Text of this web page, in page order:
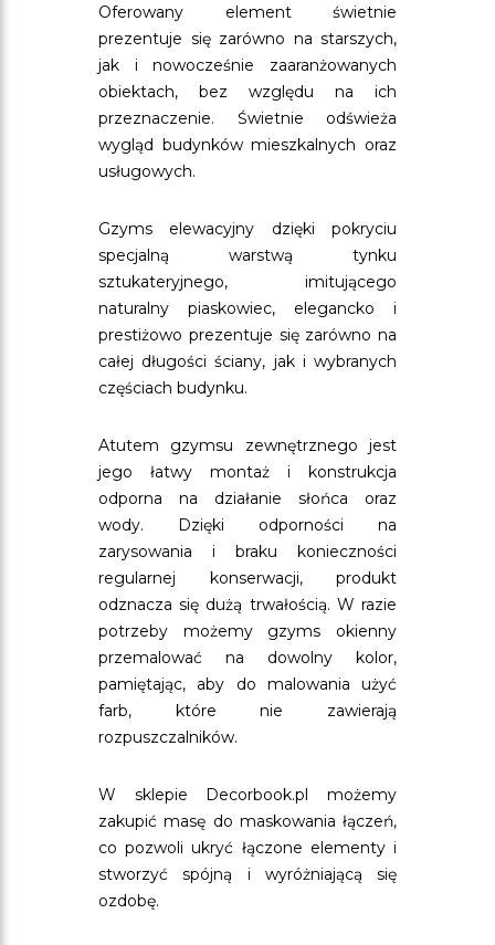
Oferowany element świetnie
prezentuje się zarówno na starszych,
jak i nowocześnie zaaranżowanych
obiektach, bez względu na ich
przeznaczenie. Świetnie odświeża
wygląd budynków mieszkalnych oraz
usługowych.
Gzyms elewacyjny dzięki pokryciu
specjalną warstwą tynku
sztukateryjnego, imitującego
naturalny piaskowiec, elegancko i
prestiżowo prezentuje się zarówno na
całej długości ściany, jak i wybranych
częściach budynku.
Atutem gzymsu zewnętrznego jest
jego łatwy montaż i konstrukcja
odporna na działanie słońca oraz
wody. Dzięki odporności na
zarysowania i braku konieczności
regularnej konserwacji, produkt
odznacza się dużą trwałością. W razie
potrzeby możemy gzyms okienny
przemalować na dowolny kolor,
pamiętając, aby do malowania użyć
farb, które nie zawierają
rozpuszczalników.
W sklepie Decorbook.pl możemy
zakupić masę do maskowania łączeń,
co pozwoli ukryć łączone elementy i
stworzyć spójną i wyróżniającą się
ozdobę.